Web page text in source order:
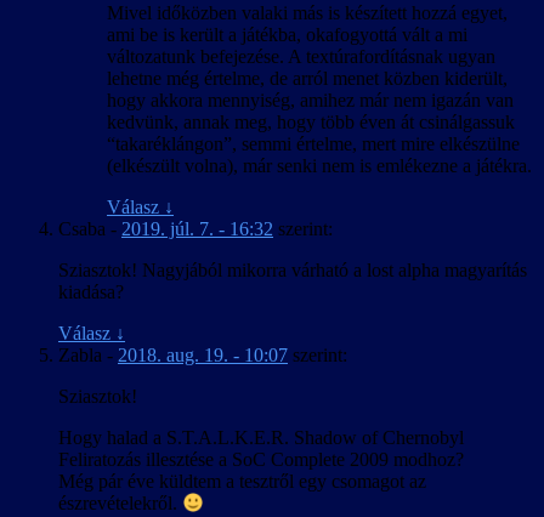
Mivel időközben valaki más is készített hozzá egyet,
ami be is került a játékba, okafogyottá vált a mi
változatunk befejezése. A textúrafordításnak ugyan
lehetne még értelme, de arról menet közben kiderült,
hogy akkora mennyiség, amihez már nem igazán van
kedvünk, annak meg, hogy több éven át csinálgassuk
“takaréklángon”, semmi értelme, mert mire elkészülne
(elkészült volna), már senki nem is emlékezne a játékra.
Válasz ↓
Csaba - 2019. júl. 7. - 16:32 szerint:
Sziasztok! Nagyjából mikorra várható a lost alpha magyarítás
kiadása?
Válasz ↓
Zabla - 2018. aug. 19. - 10:07 szerint:
Sziasztok!
Hogy halad a S.T.A.L.K.E.R. Shadow of Chernobyl
Feliratozás illesztése a SoC Complete 2009 modhoz?
Még pár éve küldtem a tesztről egy csomagot az
észrevételekről.